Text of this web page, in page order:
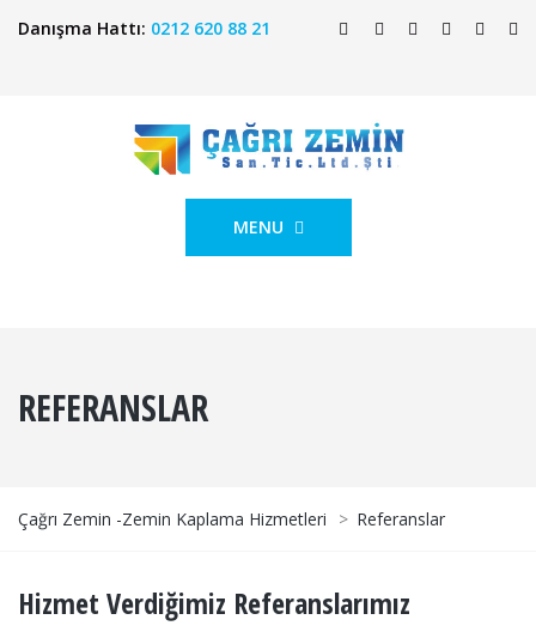
Danışma Hattı: 0212 620 88 21
MENU
REFERANSLAR
Çağrı Zemin -Zemin Kaplama Hizmetleri > Referanslar
Hizmet Verdiğimiz Referanslarımız